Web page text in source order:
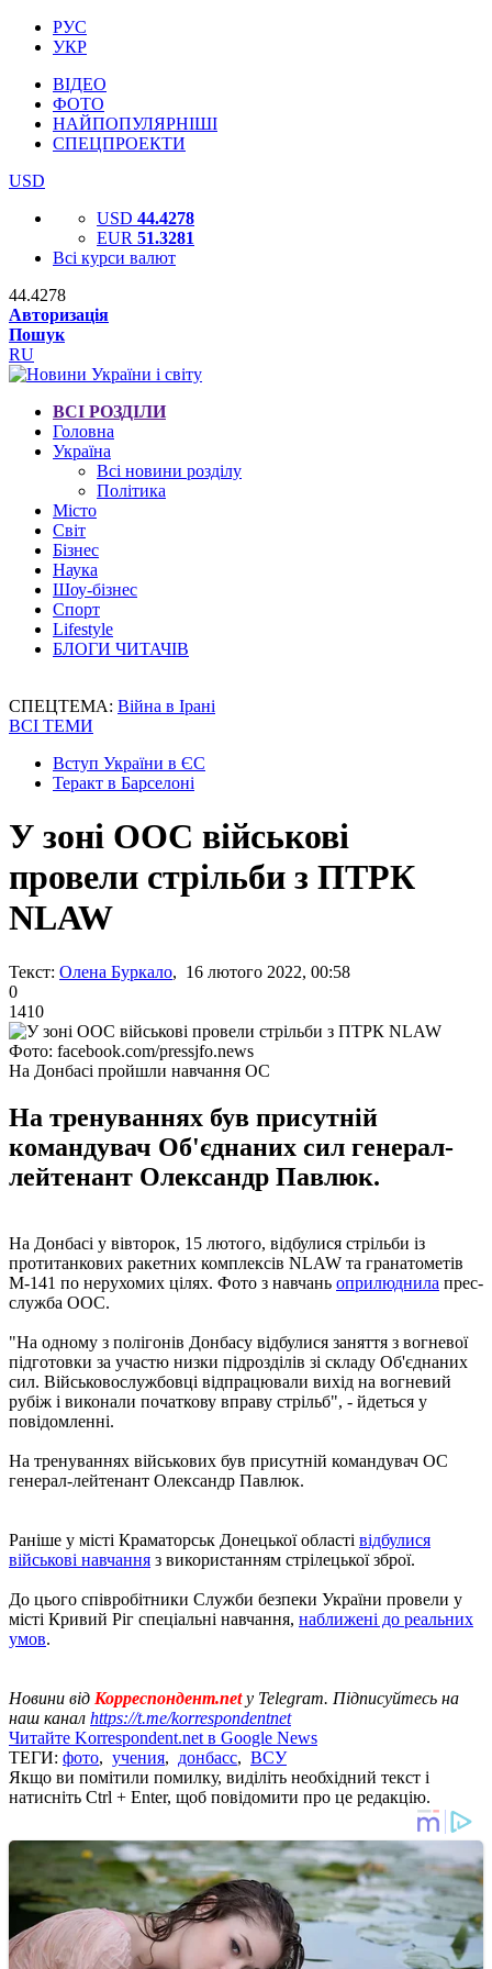
РУС
УКР
ВІДЕО
ФОТО
НАЙПОПУЛЯРНІШІ
СПЕЦПРОЕКТИ
USD
USD 44.4278
EUR 51.3281
Всі курси валют
44.4278
Авторизація
Пошук
RU
ВСІ РОЗДІЛИ
Головна
Україна
Всі новини розділу
Політика
Місто
Світ
Бізнес
Наука
Шоу-бізнес
Спорт
Lifestyle
БЛОГИ ЧИТАЧІВ
СПЕЦТЕМА: Війна в Ірані
ВСІ ТЕМИ
Вступ України в ЄС
Теракт в Барселоні
У зоні ООС військові
провели стрільби з ПТРК
NLAW
Текст: Олена Буркало, 16 лютого 2022, 00:58
0
1410
Фото: facebook.com/pressjfo.news
На Донбасі пройшли навчання ОС
На тренуваннях був присутній
командувач Об'єднаних сил генерал-
лейтенант Олександр Павлюк.
На Донбасі у вівторок, 15 лютого, відбулися стрільби із
протитанкових ракетних комплексів NLAW та гранатометів
M-141 по нерухомих цілях. Фото з навчань оприлюднила прес-
служба ООС.
"На одному з полігонів Донбасу відбулися заняття з вогневої
підготовки за участю низки підрозділів зі складу Об'єднаних
сил. Військовослужбовці відпрацювали вихід на вогневий
рубіж і виконали початкову вправу стрільб", - йдеться у
повідомленні.
На тренуваннях військових був присутній командувач ОС
генерал-лейтенант Олександр Павлюк.
Раніше у місті Краматорськ Донецької області відбулися
військові навчання з використанням стрілецької зброї.
До цього співробітники Служби безпеки України провели у
місті Кривий Ріг спеціальні навчання, наближені до реальних
умов.
Новини від Корреспондент.netу Telegram. Підписуйтесь на
наш канал https://t.me/korrespondentnet
Читайте Korrespondent.net в Google News
ТЕГИ: фото, учения, донбасс, ВСУ
Якщо ви помітили помилку, виділіть необхідний текст і
натисніть Ctrl + Enter, щоб повідомити про це редакцію.